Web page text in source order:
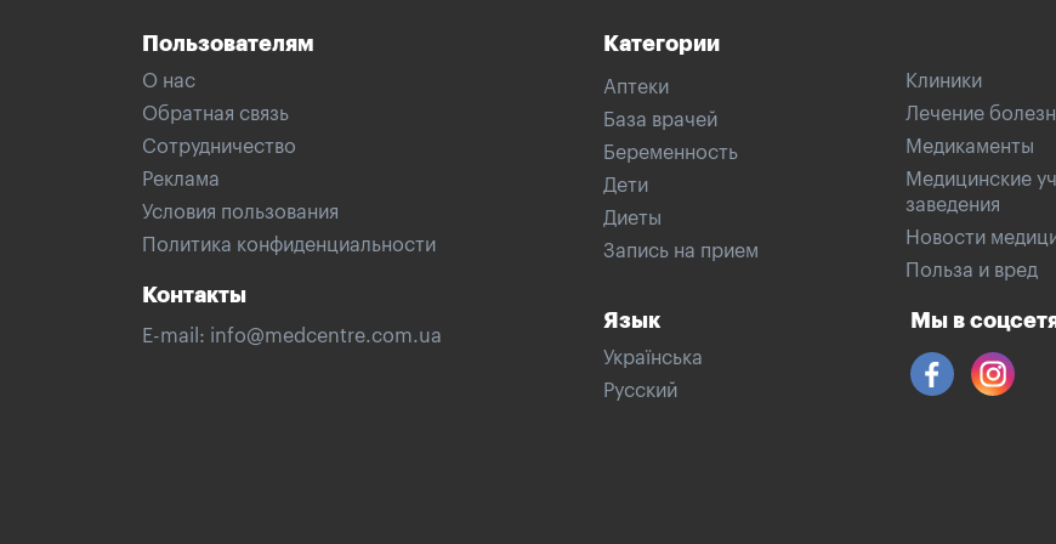
Пользователям
О нас
Обратная связь
Сотрудничество
Реклама
Условия пользования
Политика конфиденциальности
Контакты
E-mail: info@medcentre.com.ua
Категории
Аптеки
База врачей
Беременность
Дети
Диеты
Запись на прием
Клиники
Лечение
Медикаменты
Медицинские
заведения
Новости
Польза и вред
Язык
Українська
Русский
Мы в